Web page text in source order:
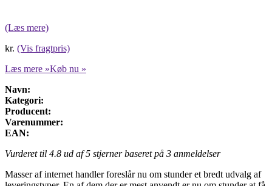
(Læs mere)
kr. (Vis fragtpris)
Læs mere »Køb nu »
Navn:
Kategori:
Producent:
Varenummer:
EAN:
Vurderet til 4.8 ud af 5 stjerner baseret på 3 anmeldelser
Masser af internet handler foreslår nu om stunder et bredt udvalg af